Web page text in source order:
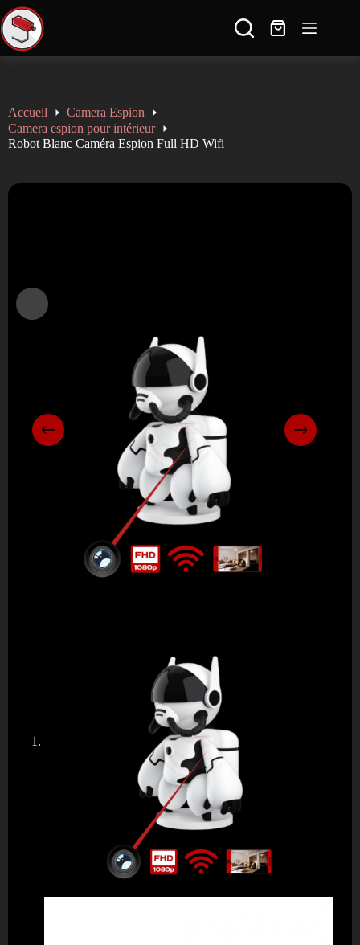
Accueil
Camera Espion
Camera espion pour intérieur
Robot Blanc Caméra Espion Full HD Wifi
🚚 Livraison gratuite en France dès 100€ d'achat ✈ Expédition à l'international
🔒 Paiement sécurisé et discret ↩️ 14 jours pour échanger ou retourner le produit
----------------------------------------------------
SAV réactif: contact@sauron-securite.com 09 78 80 63 48